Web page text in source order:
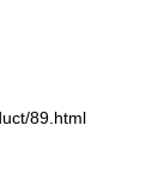
89.html